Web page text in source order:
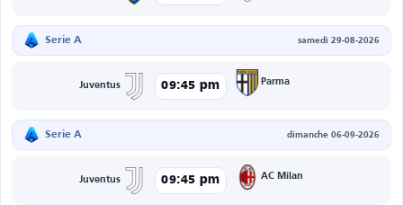
Serie A samedi 29-08-2026
Juventus 09:45 pm Parma
Serie A dimanche 06-09-2026
Juventus 09:45 pm AC Milan